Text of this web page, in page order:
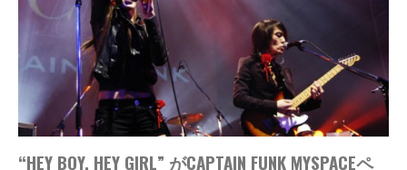
“HEY BOY, HEY GIRL” がCAPTAIN FUNK MYSPACEペ